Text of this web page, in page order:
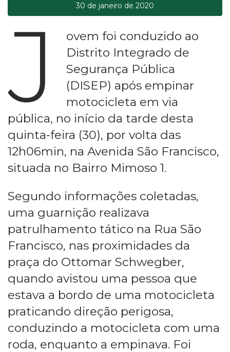
30 de janeiro de 2020
J
ovem foi conduzido ao
Distrito Integrado de
Segurança Pública
(DISEP) após empinar
motocicleta em via
pública, no início da tarde desta
quinta-feira (30), por volta das
12h06min, na Avenida São Francisco,
situada no Bairro Mimoso 1.
Segundo informações coletadas,
uma guarnição realizava
patrulhamento tático na Rua São
Francisco, nas proximidades da
praça do Ottomar Schwegber,
quando avistou uma pessoa que
estava a bordo de uma motocicleta
praticando direção perigosa,
conduzindo a motocicleta com uma
roda, enquanto a empinava. Foi